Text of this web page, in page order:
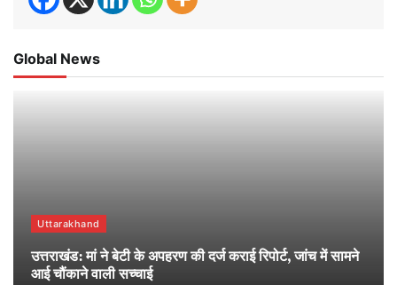
Global News
Uttarakhand
उत्तराखंड: मां ने बेटी के अपहरण की दर्ज कराई रिपोर्ट, जांच में सामने
आई चौंकाने वाली सच्चाई